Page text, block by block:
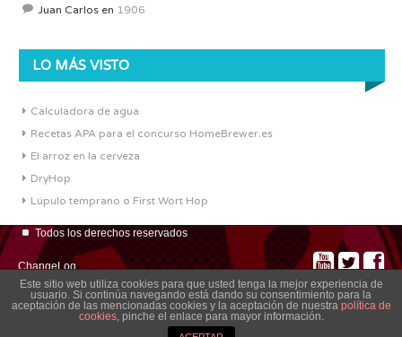
Juan Carlos en 1906
LO MÁS VISTO
Calculadora de agua
Recetas APA para el concurso HomeBrewer.es
El arroz en la cerveza
DryHop
Lúpulo temprano o First Wort Hop
Todos los derechos reservados
ChangeLog
Este sitio web utiliza cookies para que usted tenga la mejor experiencia de
usuario. Si continúa navegando está dando su consentimiento para la
aceptación de las mencionadas cookies y la aceptación de nuestra política de
cookies, pinche el enlace para mayor información.